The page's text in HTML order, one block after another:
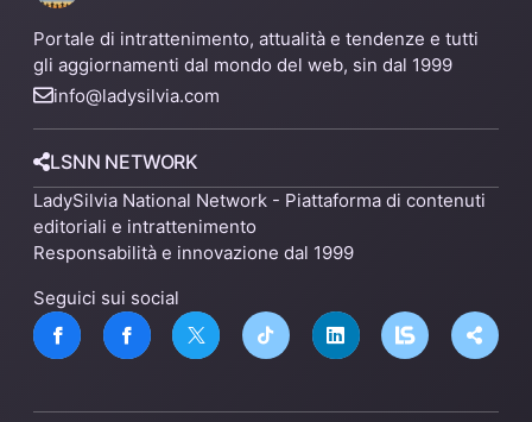
Portale di intrattenimento, attualità e tendenze e tutti
gli aggiornamenti dal mondo del web, sin dal 1999
info@ladysilvia.com
LSNN NETWORK
LadySilvia National Network - Piattaforma di contenuti
editoriali e intrattenimento
Responsabilità e innovazione dal 1999
Seguici sui social